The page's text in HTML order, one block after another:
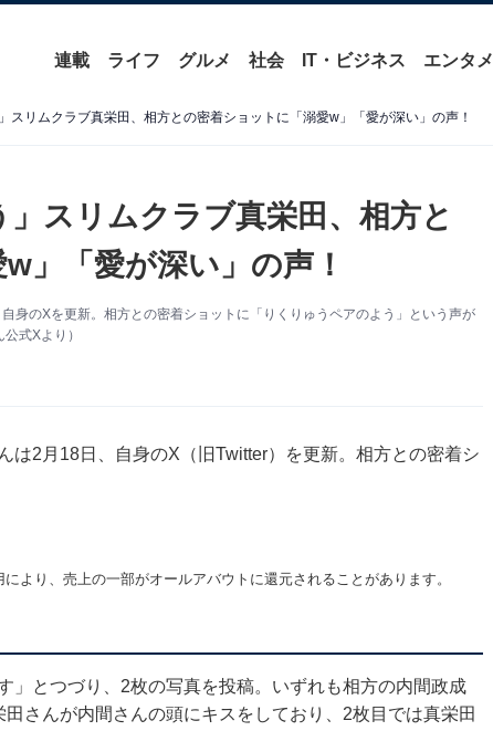
連載 ライフ グルメ 社会 IT・ビジネス エンタメ
スリムクラブ真栄田、相方との密着ショットに「溺愛w」「愛が深い」の声！
」スリムクラブ真栄田、相方と
」「愛が深い」の声！
身のXを更新。相方との密着ショットに「りくりゅうペアのよう」という声が
式Xより）
は2月18日、自身のX（旧Twitter）を更新。相方との密着シ
より、売上の一部がオールアバウトに還元されることがあります。
」とつづり、2枚の写真を投稿。いずれも相方の内間政成
さんが内間さんの頭にキスをしており、2枚目では真栄田